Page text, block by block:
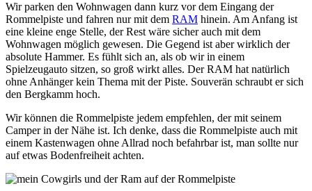
Wir parken den Wohnwagen dann kurz vor dem Eingang der
Rommelpiste und fahren nur mit dem RAM hinein. Am Anfang ist
eine kleine enge Stelle, der Rest wäre sicher auch mit dem
Wohnwagen möglich gewesen. Die Gegend ist aber wirklich der
absolute Hammer. Es fühlt sich an, als ob wir in einem
Spielzeugauto sitzen, so groß wirkt alles. Der RAM hat natürlich
ohne Anhänger kein Thema mit der Piste. Souverän schraubt er sich
den Bergkamm hoch.
Wir können die Rommelpiste jedem empfehlen, der mit seinem
Camper in der Nähe ist. Ich denke, dass die Rommelpiste auch mit
einem Kastenwagen ohne Allrad noch befahrbar ist, man sollte nur
auf etwas Bodenfreiheit achten.